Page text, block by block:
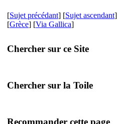
[Sujet précédant] [Sujet ascendant
[Grèce] [Via Gallica]
Chercher sur ce Site
Chercher sur la Toile
Recommander cette page